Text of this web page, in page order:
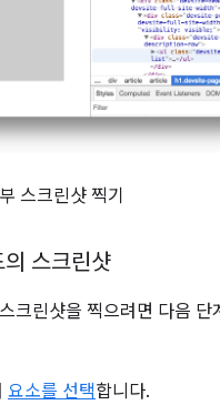
스크린샷 찍기
스크린샷
크린샷을 찍으려면 다음 단
요소를 선택합니다.